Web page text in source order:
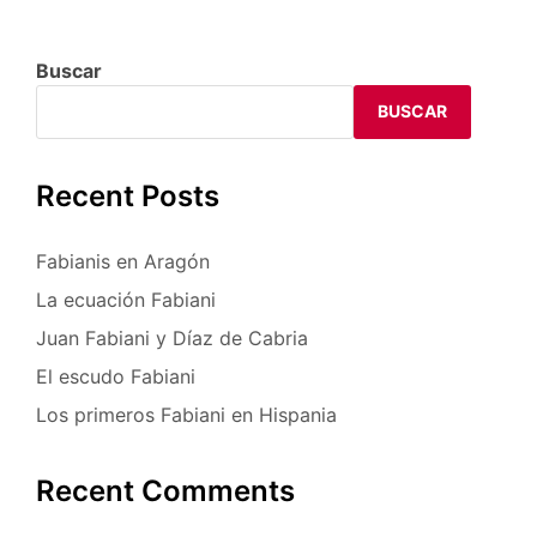
Buscar
BUSCAR
Recent Posts
Fabianis en Aragón
La ecuación Fabiani
Juan Fabiani y Díaz de Cabria
El escudo Fabiani
Los primeros Fabiani en Hispania
Recent Comments